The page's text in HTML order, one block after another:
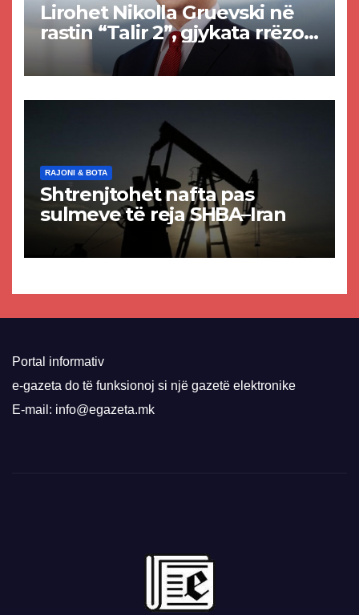
Lirohet Nikolla Gruevski në
rastin “Talir 2”, gjykata rrëzon
akuzat për ndërtimin e
paligjshëm të selisë së
RAJONI & BOTA
Shtrenjtohet nafta pas
sulmeve të reja SHBA–Iran
Portal informativ
e-gazeta do të funksionoj si një gazetë elektronike
E-mail: info@egazeta.mk